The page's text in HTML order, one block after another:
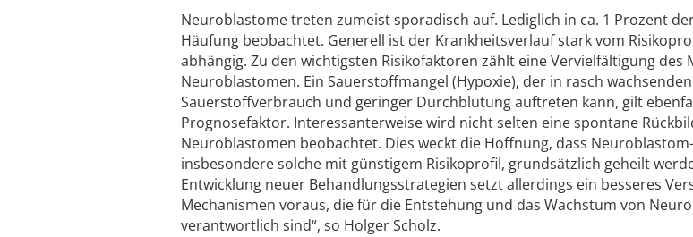
Neuroblastome treten zumeist sporadisch auf. Lediglich in ca. 1 Prozent
Häufung beobachtet. Generell ist der Krankheitsverlauf stark vom
abhängig. Zu den wichtigsten Risikofaktoren zählt eine Vervielfältigung des
Neuroblastomen. Ein Sauerstoffmangel (Hypoxie), der in rasch
Sauerstoffverbrauch und geringer Durchblutung auftreten kann, gilt
Prognosefaktor. Interessanterweise wird nicht selten eine spontane
Neuroblastomen beobachtet. Dies weckt die Hoffnung, dass
insbesondere solche mit günstigem Risikoprofil, grundsätzlich geheilt
Entwicklung neuer Behandlungsstrategien setzt allerdings ein besseres
Mechanismen voraus, die für die Entstehung und das Wachstum von
verantwortlich sind“, so Holger Scholz.